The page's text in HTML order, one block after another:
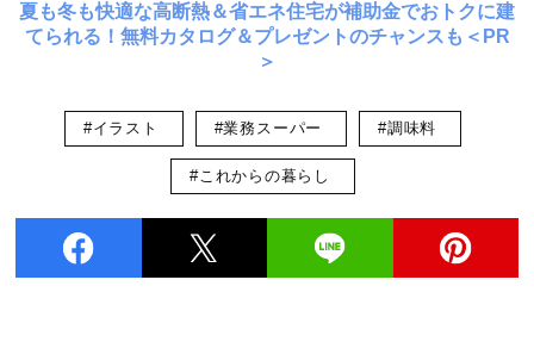
夏も冬も快適な高断熱＆省エネ住宅が補助金でおトクに建
てられる！無料カタログ＆プレゼントのチャンスも＜PR
＞
#イラスト #業務スーパー #調味料
#これからの暮らし